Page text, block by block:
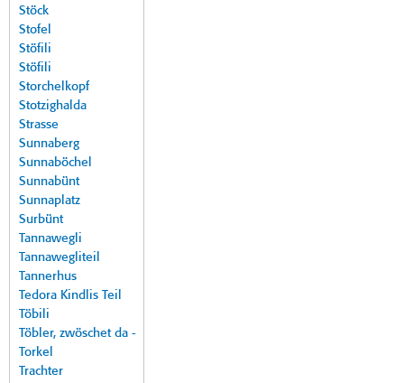
Stöck
Stofel
Stöfili
Stöfili
Storchelkopf
Stotzighalda
Strasse
Sunnaberg
Sunnaböchel
Sunnabünt
Sunnaplatz
Surbünt
Tannawegli
Tannawegliteil
Tannerhus
Tedora Kindlis Teil
Töbili
Töbler, zwöschet da -
Torkel
Trachter